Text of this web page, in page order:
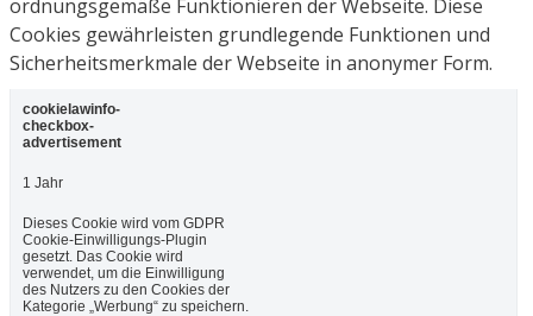
ordnungsgemäße Funktionieren der Webseite. Diese
Cookies gewährleisten grundlegende Funktionen und
Sicherheitsmerkmale der Webseite in anonymer Form.
cookielawinfo-
checkbox-
advertisement
1 Jahr
Dieses Cookie wird vom GDPR
Cookie-Einwilligungs-Plugin
gesetzt. Das Cookie wird
verwendet, um die Einwilligung
des Nutzers zu den Cookies der
Kategorie „Werbung“ zu speichern.